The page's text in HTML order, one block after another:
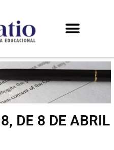
DE 8 DE ABRIL